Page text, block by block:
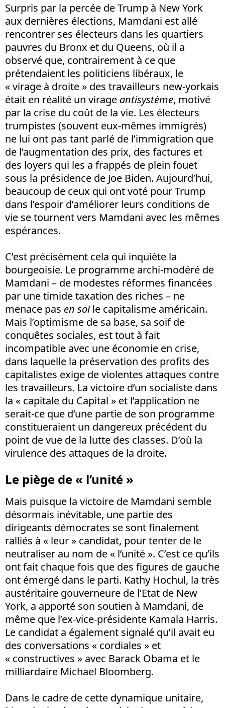
Surpris par la percée de Trump à New York
aux dernières élections, Mamdani est allé
rencontrer ses électeurs dans les quartiers
pauvres du Bronx et du Queens, où il a
observé que, contrairement à ce que
prétendaient les politiciens libéraux, le
« virage à droite » des travailleurs new-yorkais
était en réalité un virage antisystème, motivé
par la crise du coût de la vie. Les électeurs
trumpistes (souvent eux-mêmes immigrés)
ne lui ont pas tant parlé de l’immigration que
de l’augmentation des prix, des factures et
des loyers qui les a frappés de plein fouet
sous la présidence de Joe Biden. Aujourd’hui,
beaucoup de ceux qui ont voté pour Trump
dans l’espoir d’améliorer leurs conditions de
vie se tournent vers Mamdani avec les mêmes
espérances.
C’est précisément cela qui inquiète la
bourgeoisie. Le programme archi-modéré de
Mamdani – de modestes réformes financées
par une timide taxation des riches – ne
menace pas en soile capitalisme américain.
Mais l’optimisme de sa base, sa soif de
conquêtes sociales, est tout à fait
incompatible avec une économie en crise,
dans laquelle la préservation des profits des
capitalistes exige de violentes attaques contre
les travailleurs. La victoire d’un socialiste dans
la « capitale du Capital » et l’application ne
serait-ce que d’une partie de son programme
constitueraient un dangereux précédent du
point de vue de la lutte des classes. D’où la
virulence des attaques de la droite.
Le piège de « l’unité »
Mais puisque la victoire de Mamdani semble
désormais inévitable, une partie des
dirigeants démocrates se sont finalement
ralliés à « leur » candidat, pour tenter de le
neutraliser au nom de « l’unité ». C’est ce qu’ils
ont fait chaque fois que des figures de gauche
ont émergé dans le parti. Kathy Hochul, la très
austéritaire gouverneure de l’Etat de New
York, a apporté son soutien à Mamdani, de
même que l’ex-vice-présidente Kamala Harris.
Le candidat a également signalé qu’il avait eu
des conversations « cordiales » et
« constructives » avec Barack Obama et le
milliardaire Michael Bloomberg.
Dans le cadre de cette dynamique unitaire,